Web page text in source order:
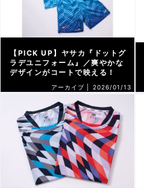
【PICK UP】ヤサカ『ドットグ
ラデユニフォーム』／爽やかな
デザインがコートで映える！
アーカイブ | 2026/01/13